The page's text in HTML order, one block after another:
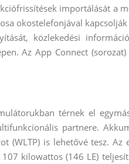
importálását a
okostelefonjával
közlekedési
Az App Connect
térnek el
partnere.
(WLTP) is lehetővé tesz.
kilowattos (146 LE)